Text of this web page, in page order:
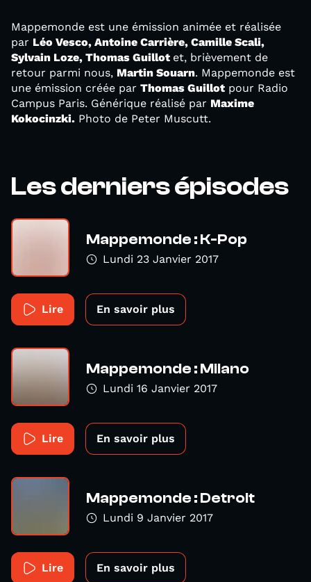
Mappemonde est une émission animée et réalisée
par Léo Vesco, Antoine Carrière, Camille Scali,
Sylvain Loze, Thomas Guillot et, brièvement de
retour parmi nous, Martin Souarn. Mappemonde est
une émission créée par Thomas Guillot pour Radio
Campus Paris. Générique réalisé par Maxime
Kokocinzki. Photo de Peter Muscutt.
Les derniers épisodes
Mappemonde : K-Pop
Lundi 23 Janvier 2017
Lire En savoir plus
Mappemonde : Milano
Lundi 16 Janvier 2017
Lire En savoir plus
Mappemonde : Detroit
Lundi 9 Janvier 2017
Lire En savoir plus